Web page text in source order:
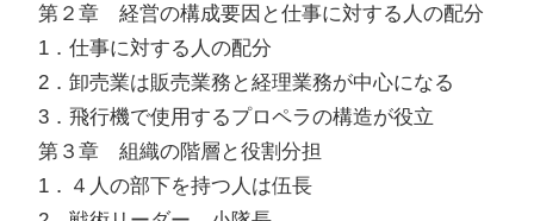
第２章 経営の構成要因と仕事に対する人の配分
1．仕事に対する人の配分
2．卸売業は販売業務と経理業務が中心になる
3．飛行機で使用するプロペラの構造が役立
第３章 組織の階層と役割分担
1．４人の部下を持つ人は伍長